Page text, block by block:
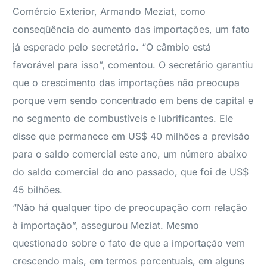
Comércio Exterior, Armando Meziat, como
conseqüência do aumento das importações, um fato
já esperado pelo secretário. “O câmbio está
favorável para isso”, comentou. O secretário garantiu
que o crescimento das importações não preocupa
porque vem sendo concentrado em bens de capital e
no segmento de combustíveis e lubrificantes. Ele
disse que permanece em US$ 40 milhões a previsão
para o saldo comercial este ano, um número abaixo
do saldo comercial do ano passado, que foi de US$
45 bilhões.
“Não há qualquer tipo de preocupação com relação
à importação”, assegurou Meziat. Mesmo
questionado sobre o fato de que a importação vem
crescendo mais, em termos porcentuais, em alguns